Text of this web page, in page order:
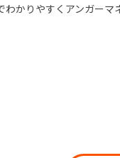
わかりやすくアンガーマ